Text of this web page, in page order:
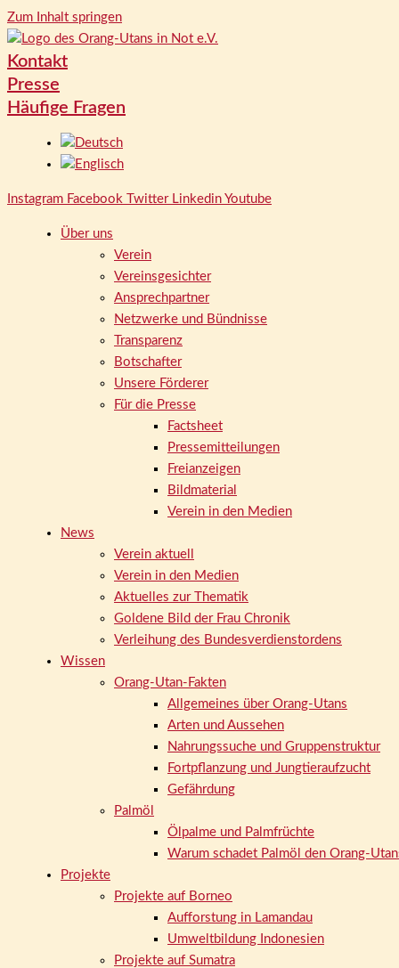
Zum Inhalt springen
Kontakt
Presse
Häufige Fragen
Instagram Facebook Twitter Linkedin Youtube
Über uns
Verein
Vereinsgesichter
Ansprechpartner
Netzwerke und Bündnisse
Transparenz
Botschafter
Unsere Förderer
Für die Presse
Factsheet
Pressemitteilungen
Freianzeigen
Bildmaterial
Verein in den Medien
News
Verein aktuell
Verein in den Medien
Aktuelles zur Thematik
Goldene Bild der Frau Chronik
Verleihung des Bundesverdienstordens
Wissen
Orang-Utan-Fakten
Allgemeines über Orang-Utans
Arten und Aussehen
Nahrungssuche und Gruppenstruktur
Fortpflanzung und Jungtieraufzucht
Gefährdung
Palmöl
Ölpalme und Palmfrüchte
Warum schadet Palmöl den Orang-
Projekte
Projekte auf Borneo
Aufforstung in Lamandau
Umweltbildung Indonesien
Projekte auf Sumatra